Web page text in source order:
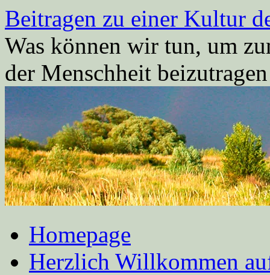
Zum
Inhalt
springen
Beitragen zu einer Kultur
Was können wir tun, um
der Menschheit
Homepage
Herzlich Willkommen